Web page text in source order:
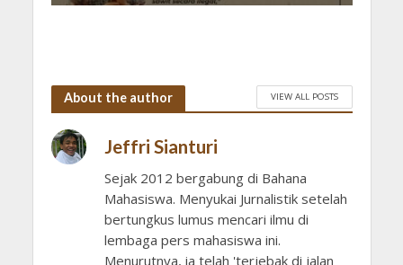
About the author VIEW ALL POSTS
Jeffri Sianturi
Sejak 2012 bergabung di Bahana
Mahasiswa. Menyukai Jurnalistik setelah
bertungkus lumus mencari ilmu di
lembaga pers mahasiswa ini.
Menurutnya, ia telah 'terjebak di jalan